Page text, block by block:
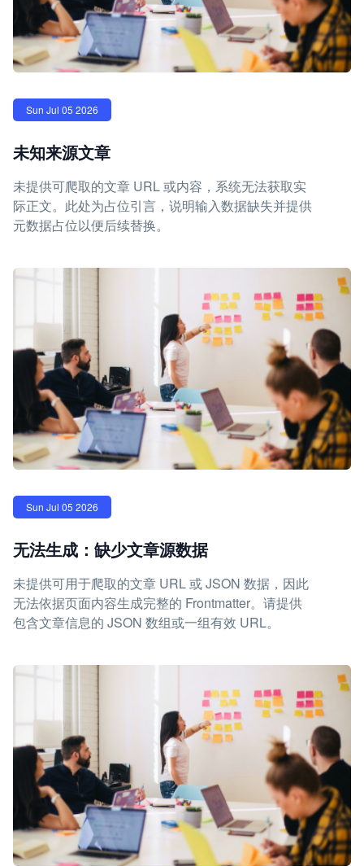
Sun Jul 05 2026
未知来源文章
未提供可爬取的文章 URL 或内容，系统无法获取实
际正文。此处为占位引言，说明输入数据缺失并提供
元数据占位以便后续替换。
Sun Jul 05 2026
无法生成：缺少文章源数据
未提供可用于爬取的文章 URL 或 JSON 数据，因此
无法依据页面内容生成完整的 Frontmatter。请提供
包含文章信息的 JSON 数组或一组有效 URL。